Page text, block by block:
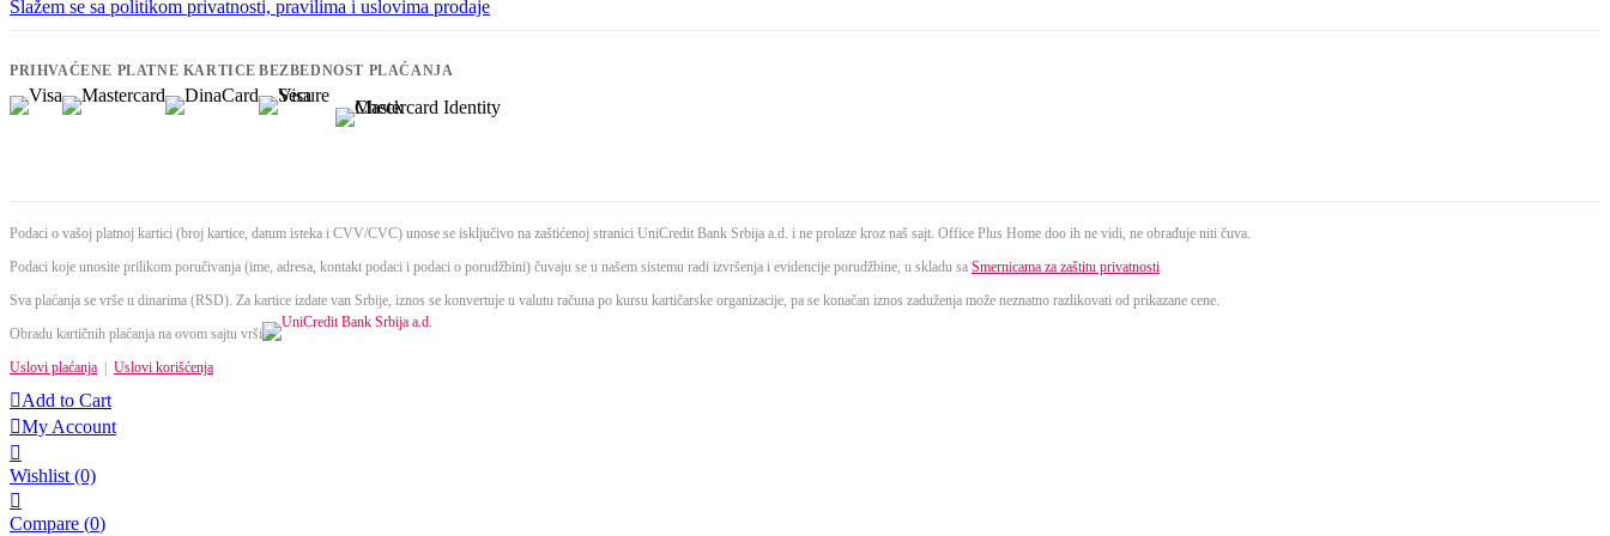
Slažem se sa politikom privatnosti, pravilima i uslovima prodaje
PRIHVAĆENE PLATNE KARTICE BEZBEDNOST PLAĆANJA
Podaci o vašoj platnoj kartici (broj kartice, datum isteka i CVV/CVC) unose se isključivo na zaštićenoj stranici UniCredit Bank Srbija a.d. i ne prolaze kroz naš sajt. Office Plus Home doo ih ne vidi, ne obrađuje niti čuva.
Podaci koje unosite prilikom poručivanja (ime, adresa, kontakt podaci i podaci o porudžbini) čuvaju se u našem sistemu radi izvršenja i evidencije porudžbine, u skladu sa Smernicama za zaštitu privatnosti
Sva plaćanja se vrše u dinarima (RSD). Za kartice izdate van Srbije, iznos se konvertuje u valutu računa po kursu kartičarske organizacije, pa se konačan iznos zaduženja može neznatno razlikovati od prikazane cene.
Obradu kartičnih plaćanja na ovom sajtu vrši
Uslovi plaćanja | Uslovi korišćenja
Add to Cart
My Account

Wishlist (0)

Compare (0)